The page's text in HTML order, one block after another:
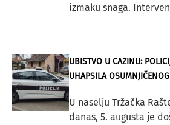
izmaku snaga.
UBISTVO U CAZINU:
UHAPSILA OSUMNJIČENOG
U naselju Tržačka
danas, 5. augusta je